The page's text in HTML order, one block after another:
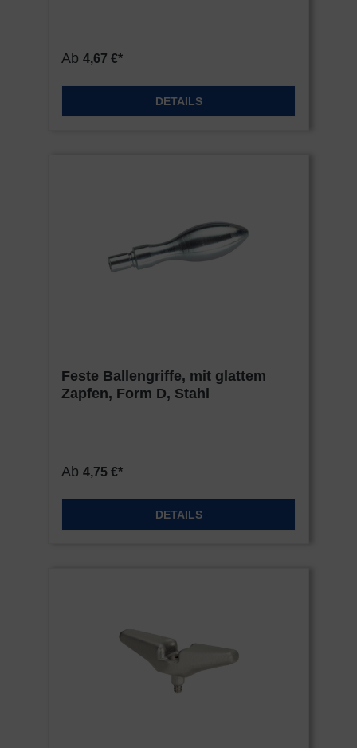
Ab 4,67 €*
DETAILS
Feste Ballengriffe, mit glattem
Zapfen, Form D, Stahl
Ab 4,75 €*
DETAILS